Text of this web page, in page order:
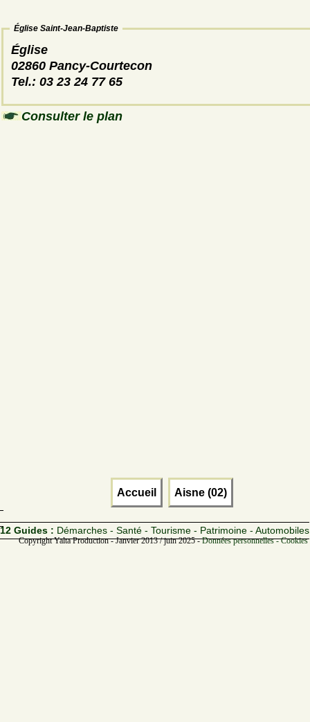
Église Saint-Jean-Baptiste
Église
02860 Pancy-Courtecon
Tel.: 03 23 24 77 65
Consulter le plan
Accueil Aisne (02)
12 Guides : Démarches - Santé - Tourisme - Patrimoine - Automobiles
Copyright Yalta Production - Janvier 2013 / juin 2025 -Données personnelles -